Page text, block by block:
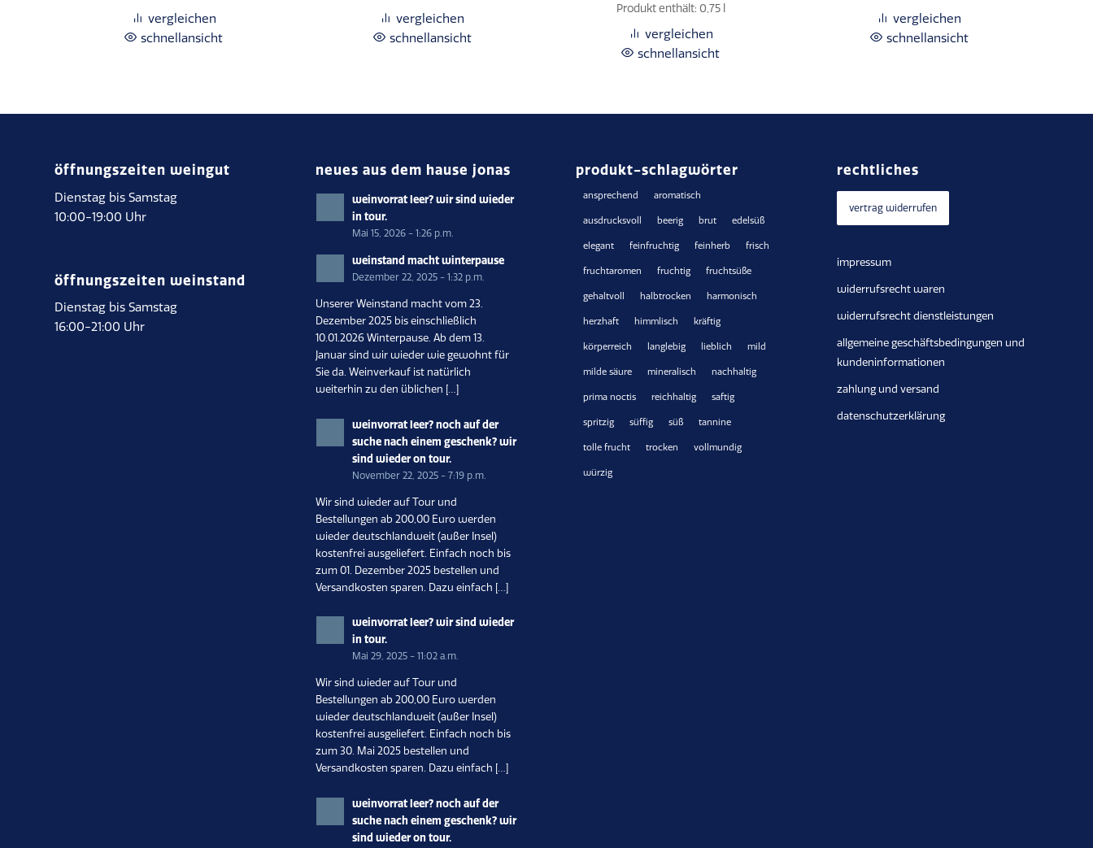
vergleichen
schnellansicht
vergleichen
schnellansicht
Produkt enthält: 0,75
vergleichen
schnellansicht
vergleichen
schnellansicht
öffnungszeiten weingut
Dienstag bis Samstag
10:00-19:00 Uhr
öffnungszeiten weinstand
Dienstag bis Samstag
16:00-21:00 Uhr
neues aus dem hause jonas
weinvorrat leer? wir sind wieder
in tour.
Mai 15, 2026 - 1:26 p.m.
weinstand macht winterpause
Dezember 22, 2025 - 1:32 p.m.
Unserer Weinstand macht vom 23.
Dezember 2025 bis einschließlich
10.01.2026 Winterpause. Ab dem 13.
Januar sind wir wieder wie gewohnt für
Sie da. Weinverkauf ist natürlich
weiterhin zu den üblichen […]
weinvorrat leer? noch auf der
suche nach einem geschenk? wir
sind wieder on tour.
November 22, 2025 - 7:19 p.m.
Wir sind wieder auf Tour und
Bestellungen ab 200,00 Euro werden
wieder deutschlandweit (außer Insel)
kostenfrei ausgeliefert. Einfach noch bis
zum 01. Dezember 2025 bestellen und
Versandkosten sparen. Dazu einfach […]
weinvorrat leer? wir sind wieder
in tour.
Mai 29, 2025 - 11:02 a.m.
Wir sind wieder auf Tour und
Bestellungen ab 200,00 Euro werden
wieder deutschlandweit (außer Insel)
kostenfrei ausgeliefert. Einfach noch bis
zum 30. Mai 2025 bestellen und
Versandkosten sparen. Dazu einfach […]
weinvorrat leer? noch auf der
suche nach einem geschenk? wir
sind wieder on tour.
produkt-schlagwörter
ansprechend aromatisch
ausdrucksvoll beerig brut edelsüß
elegant feinfruchtig feinherb frisch
fruchtaromen fruchtig fruchtsüße
gehaltvoll halbtrocken harmonisch
herzhaft himmlisch kräftig
körperreich langlebig lieblich mild
milde säure mineralisch nachhaltig
prima noctis reichhaltig saftig
spritzig süffig süß tannine
tolle frucht trocken vollmundig
würzig
rechtliches
vertrag widerrufen
impressum
widerrufsrecht waren
widerrufsrecht dienstleistungen
allgemeine geschäftsbedingungen und
kundeninformationen
zahlung und versand
datenschutzerklärung